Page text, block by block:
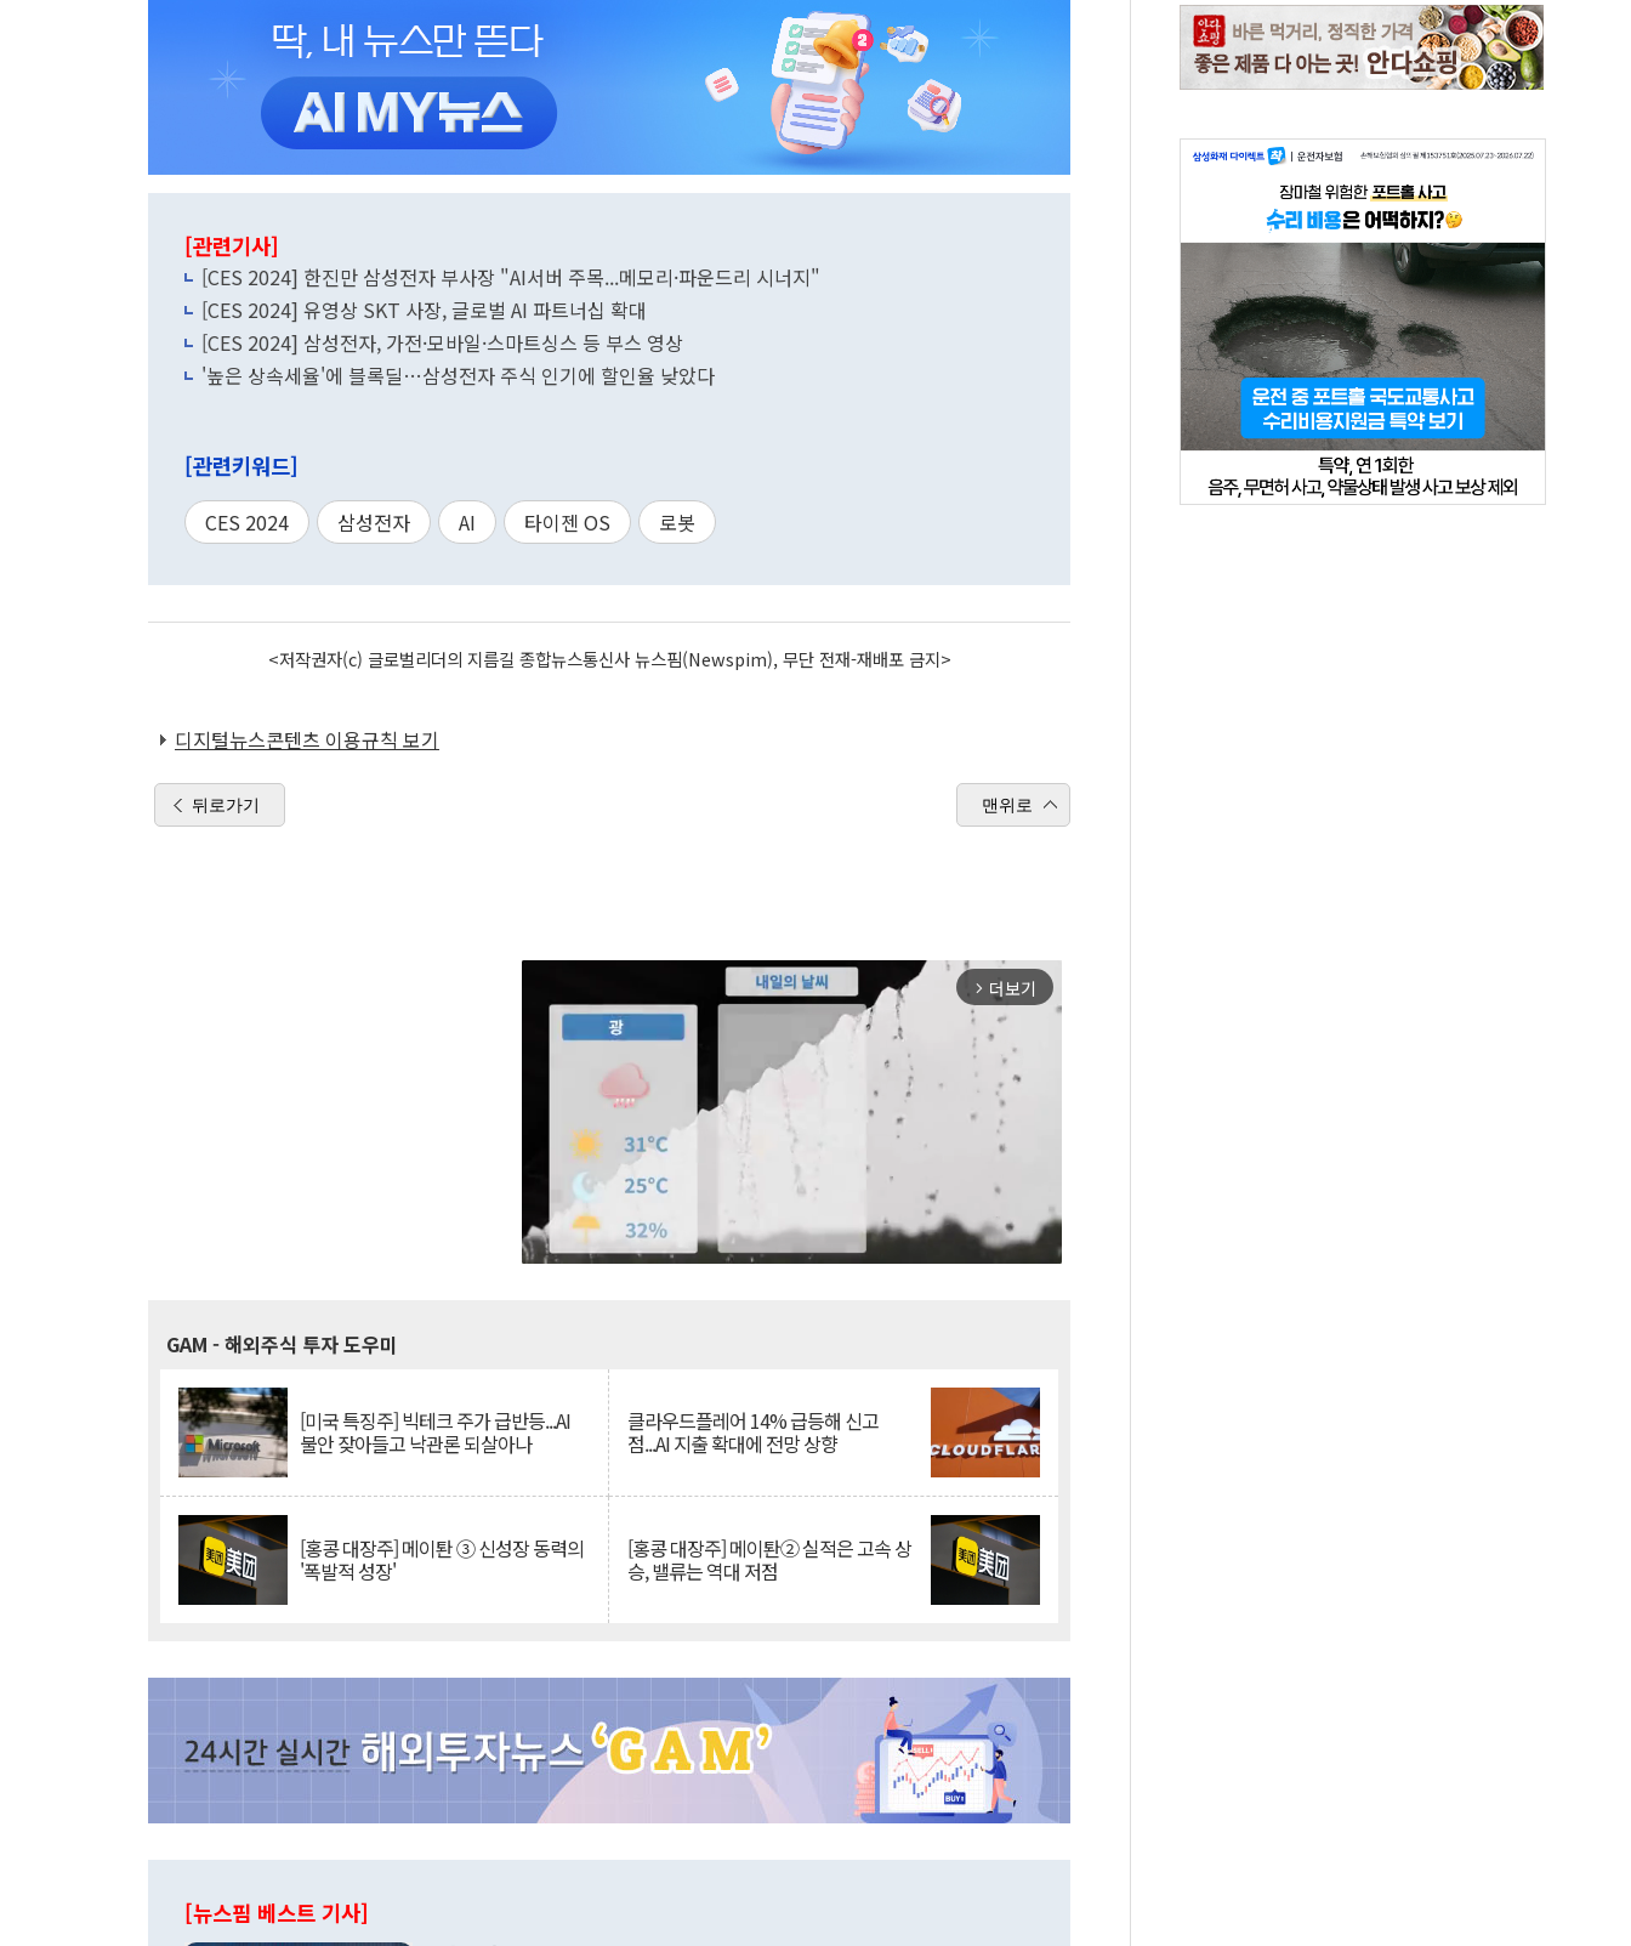
[관련기사]
[CES 2024] 한진만 삼성전자 부사장 "AI서버 주목...메모리·파운드리 시너지"
[CES 2024] 유영상 SKT 사장, 글로벌 AI 파트너십 확대
[CES 2024] 삼성전자, 가전·모바일·스마트싱스 등 부스 영상
'높은 상속세율'에 블록딜…삼성전자 주식 인기에 할인율 낮았다
[관련키워드]
CES 2024 삼성전자 AI 타이젠 OS 로봇
<저작권자(c) 글로벌리더의 지름길 종합뉴스통신사 뉴스핌(Newspim), 무단 전재-재배포 금지>
디지털뉴스콘텐츠 이용규칙 보기
뒤로가기 맨위로
arrow_forward_ios 더보기
GAM - 해외주식 투자 도우미
[미국 특징주] 빅테크 주가 급반등...AI
불안 잦아들고 낙관론 되살아나
클라우드플레어 14% 급등해 신고
점...AI 지출 확대에 전망 상향
[홍콩 대장주] 메이퇀 ③ 신성장 동력의
'폭발적 성장'
[홍콩 대장주] 메이퇀② 실적은 고속 상
승, 밸류는 역대 저점
[뉴스핌 베스트 기사]